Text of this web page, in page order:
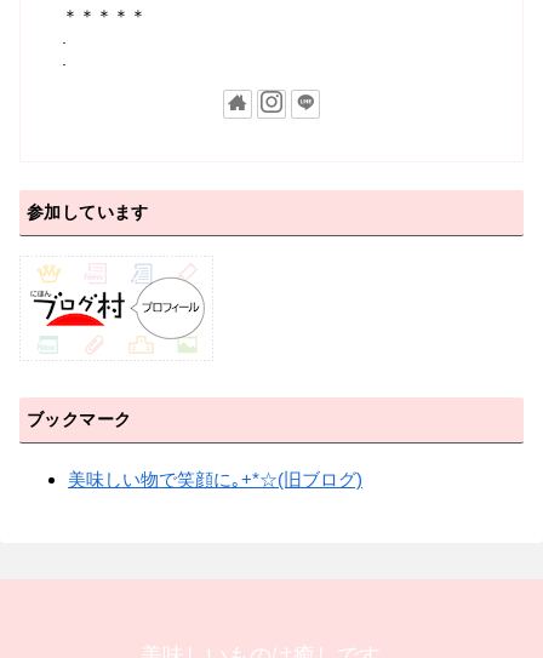
＊＊＊＊＊
参加しています
ブックマーク
美味しい物で笑顔に｡+*☆(旧ブログ)